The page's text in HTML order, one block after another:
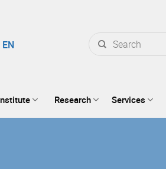
for:
Research Services